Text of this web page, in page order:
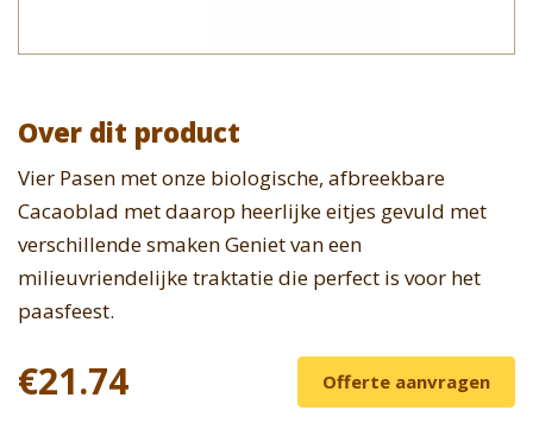
Over dit product
Vier Pasen met onze biologische, afbreekbare
Cacaoblad met daarop heerlijke eitjes gevuld met
verschillende smaken Geniet van een
milieuvriendelijke traktatie die perfect is voor het
paasfeest.
€21.74 Offerte aanvragen